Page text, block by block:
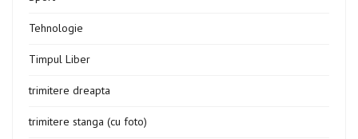
Tehnologie
Timpul Liber
trimitere dreapta
trimitere stanga (cu foto)